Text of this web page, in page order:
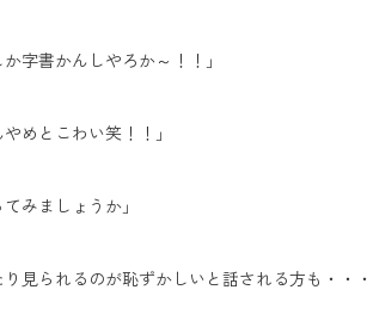
字書かんしやろか～！！」
めとこわい笑！！」
みましょうか」
見られるのが恥ずかしいと話される方も・・・